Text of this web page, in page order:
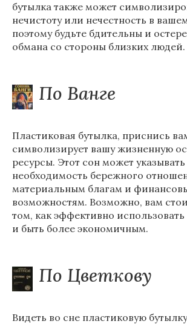
бутылка также может
нечистоту или нечестность в
поэтому будьте бдительны и
обмана со стороны близких людей.
По Ванге
Пластиковая бутылка, приснись
символизирует вашу жизненную
ресурсы. Этот сон может
необходимость бережного
материальным благам и
возможностям. Возможно, вам
том, как эффективно
и быть более экономичным.
По Цветкову
Видеть во сне пластиковую